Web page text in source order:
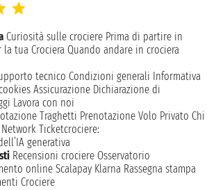
Curiosità sulle crociere Prima di partire in
la tua Crociera Quando andare in crociera
tecnico Condizioni generali Informativa
Assicurazione Dichiarazione di
Lavora con noi
Traghetti Prenotazione Volo Privato Chi
Network Ticketcrociere:
generativa
Recensioni crociere Osservatorio
online Scalapay Klarna Rassegna stampa
Crociere